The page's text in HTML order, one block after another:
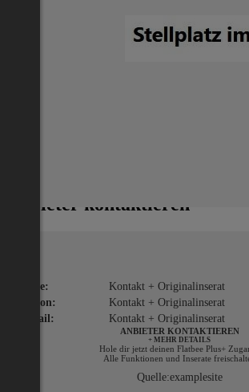
Anbieter kontaktieren
Name:
Kontakt + Originalinserat
Telefon:
Kontakt + Originalinserat
E-Mail:
Kontakt + Originalinserat
ANBIETER KONTAKTIEREN
+ MEHR DETAILS
Hole dir jetzt deinen Flatbee Plus+
Alle Funktionen und Inserate
Quelle:examplesite